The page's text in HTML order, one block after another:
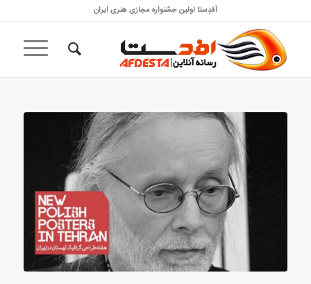
اَفدِستا اولین جشنواره مجازی هنری ایران